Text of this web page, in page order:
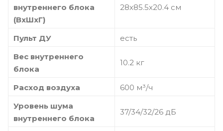
внутреннего блока
(ВхШхГ)
28х85.5х20.4 см
Пульт ДУ
есть
Вес внутреннего
блока
10.2 кг
Расход воздуха
600 м³/ч
Уровень шума
внутреннего блока
37/34/32/26 дБ